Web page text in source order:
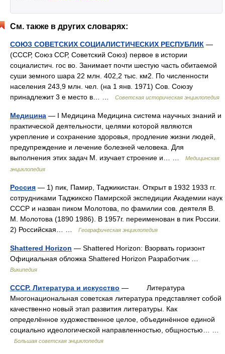
См. также в других словарях:
СОЮЗ СОВЕТСКИХ СОЦИАЛИСТИЧЕСКИХ РЕСПУБЛИК —
(СССР, Союз ССР, Советский Союз) первое в истории
социалистич. гос во. Занимает почти шестую часть обитаемой
суши земного шара 22 млн. 402,2 тыс. км2. По численности
населения 243,9 млн. чел. (на 1 янв. 1971) Сов. Союзу
принадлежит 3 е место в… …
Советская историческая энциклопедия
Медицина — I Медицина Медицина система научных знаний и
практической деятельности, целями которой являются
укрепление и сохранение здоровья, продление жизни людей,
предупреждение и лечение болезней человека. Для
выполнения этих задач М. изучает строение и… …
Медицинская
энциклопедия
Россия — 1) пик, Памир, Таджикистан. Открыт в 1932 1933 гг.
сотрудниками Таджикско Памирской экспедиции Академии наук
СССР и назван пиком Молотова, по фамилии сов. деятеля В.
М. Молотова (1890 1986). В 1957г. переименован в пик России.
2) Российская… …
Географическая энциклопедия
Shattered Horizon — Shattered Horizon: Взорвать горизонт
Официальная обложка Shattered Horizon Разработчик …
Википедия
СССР. Литература и искусство — Литература
Многонациональная советская литература представляет собой
качественно новый этап развития литературы. Как
определённое художественное целое, объединённое единой
социально идеологической направленностью, общностью… …
Большая советская энциклопедия